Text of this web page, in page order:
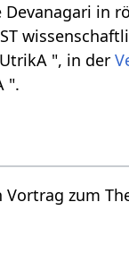
in
", in der
".
Vortrag zum